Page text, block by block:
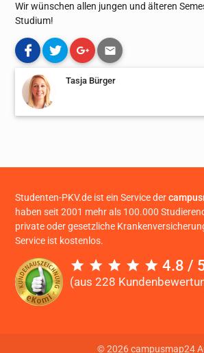
Wir wünschen allen jungen und älteren
Studium!
Tasja Bürger
Studenten-PKV.de ist ein Service der
haben seit 2001 mehr als 100.000
private oder gesetzliche
Service ist kostenlos.
4.8 /
(aus 228
© 2026 campusmap24